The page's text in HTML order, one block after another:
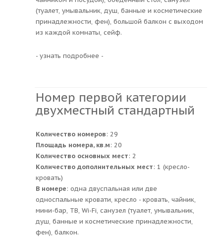
(туалет, умывальник, душ, банные и косметические
принадлежности, фен), большой балкон с выходом
из каждой комнаты, сейф.
- узнать подробнее -
Номер первой категории
двухместный стандартный
Количество номеров: 29
Площадь номера, кв.м: 20
Количество основных мест: 2
Количество дополнительных мест: 1 (кресло-
кровать)
В номере: одна двуспальная или две
односпальные кровати, кресло - кровать, чайник,
мини-бар, ТВ, Wi-Fi, санузел (туалет, умывальник,
душ, банные и косметические принадлежности,
фен), балкон.